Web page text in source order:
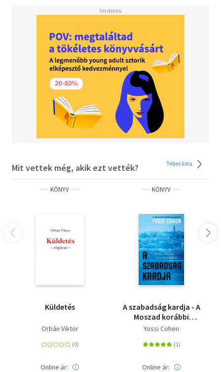
Mit vettek még, akik ezt vették? Teljes lista
KÖNYV
Küldetés
Orbán Viktor
Online ár:
KÖNYV
A szabadság kardja - A
Moszad korábbi
igazgatója - Izrael, a
háború
Yossi Cohen
Online ár: